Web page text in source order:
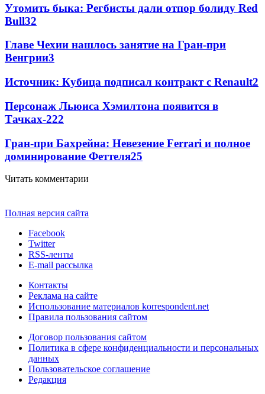
Утомить быка: Регбисты дали отпор болиду Red
Bull32
Главе Чехии нашлось занятие на Гран-при
Венгрии3
Источник: Кубица подписал контракт с Renault2
Персонаж Льюиса Хэмилтона появится в
Тачках-222
Гран-при Бахрейна: Невезение Ferrari и полное
доминирование Феттеля25
Читать комментарии
Полная версия сайта
Facebook
Twitter
RSS-ленты
E-mail рассылка
Контакты
Реклама на сайте
Использование материалов korrespondent.net
Правила пользования сайтом
Договор пользования сайтом
Политика в сфере конфиденциальности и персональных
данных
Пользовательское соглашение
Редакция